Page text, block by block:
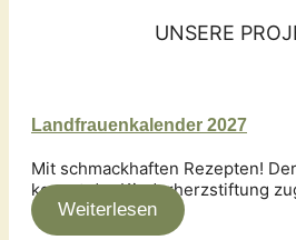
UNSERE
Landfrauenkalender 2027
Mit schmackhaften Rezepten!
kommt der Kinderherzstiftung
Weiterlesen